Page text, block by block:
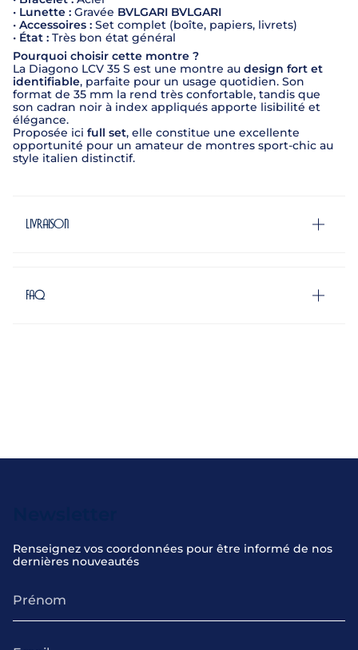
• Lunette : Gravée BVLGARI BVLGARI
• Accessoires : Set complet (boîte, papiers, livrets)
• État : Très bon état général
Pourquoi choisir cette montre ?
La Diagono LCV 35 S est une montre au design fort et
identifiable, parfaite pour un usage quotidien. Son
format de 35 mm la rend très confortable, tandis que
son cadran noir à index appliqués apporte lisibilité et
élégance.
Proposée ici full set, elle constitue une excellente
opportunité pour un amateur de montres sport-chic au
style italien distinctif.
Livraison
FAQ
Renseignez vos coordonnées pour être informé de nos
dernières nouveautés